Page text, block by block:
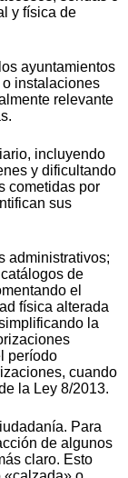
y física de
ayuntamientos
instalaciones
relevante
incluyendo
y dificultando
cometidas por
sus
administrativos;
de
el
física alterada
la
período
cuando
la Ley 8/2013.
Para
de algunos
claro. Esto